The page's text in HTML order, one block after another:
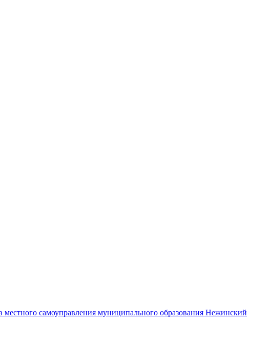
самоуправления муниципального образования Нежинский